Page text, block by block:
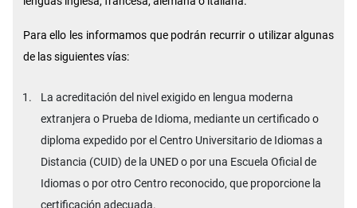
Para ello les informamos que podrán recurrir o utilizar algunas
de las siguientes vías:
La acreditación del nivel exigido en lengua moderna
extranjera o Prueba de Idioma, mediante un certificado o
diploma expedido por el Centro Universitario de Idiomas a
Distancia (CUID) de la UNED o por una Escuela Oficial de
Idiomas o por otro Centro reconocido, que proporcione la
certificación adecuada.